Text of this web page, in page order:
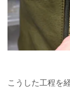
こうした工程を